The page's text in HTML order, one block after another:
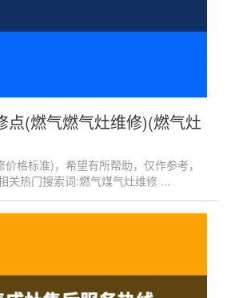
点(燃气燃气灶维修)(燃气灶
格标准)，希望有所帮助，仅作参考，
关热门搜索词:燃气煤气灶维修 ...